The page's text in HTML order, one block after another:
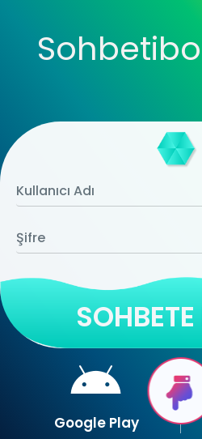
Google Play